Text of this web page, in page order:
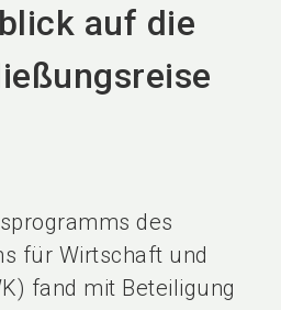
auf die
des
für Wirtschaft und
fand mit Beteiligung